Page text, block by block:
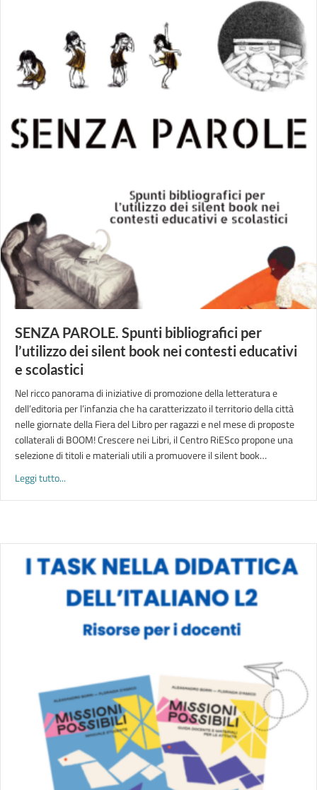
SENZA PAROLE. Spunti bibliografici per
l’utilizzo dei silent book nei contesti educativi
e scolastici
Nel ricco panorama di iniziative di promozione della letteratura e
dell’editoria per l’infanzia che ha caratterizzato il territorio della città
nelle giornate della Fiera del Libro per ragazzi e nel mese di proposte
collaterali di BOOM! Crescere nei Libri, il Centro RiESco propone una
selezione di titoli e materiali utili a promuovere il silent book…
Leggi tutto...